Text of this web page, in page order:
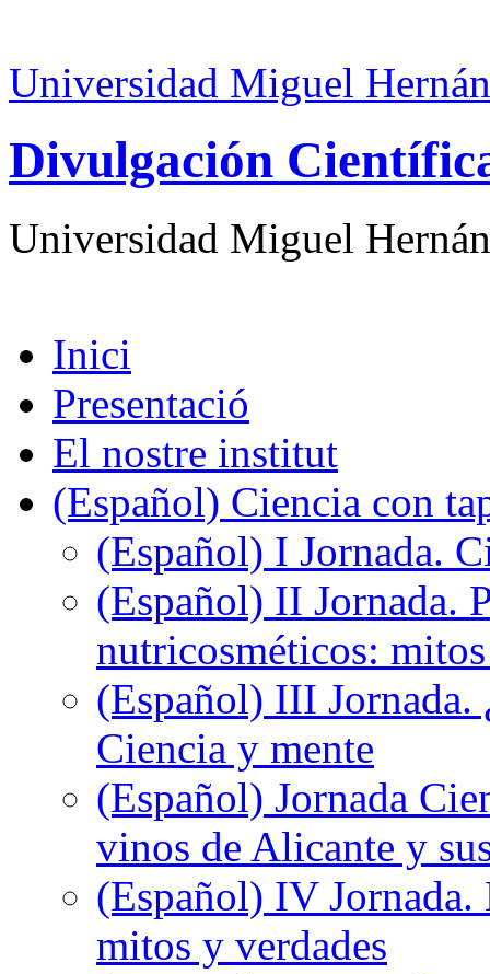
Universidad Miguel
Divulgación
Universidad Miguel
Inici
Presentació
El nostre institut
(Español) Ciencia con
(Español) I Jornada.
(Español) II Jornada.
nutricosméticos:
(Español) III Jornada.
Ciencia y mente
(Español) Jornada
vinos de Alicante y
(Español) IV
mitos y verdades